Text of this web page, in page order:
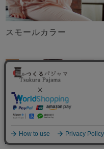
メニュー
スモールカラー
ヘンリーネック